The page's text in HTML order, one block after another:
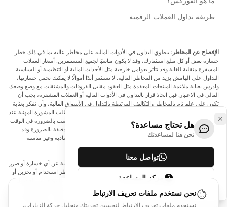
طريقة تداول العملات الرقمية
الإفصاح عن المخاطر: ينطوي التداول في الأدوات المالية على مخاطر عالية بما في ذلك خطر
خسارة بعض أو كل مبلغ استثمارك، وقد لا يكون مناسبًا لجميع المستثمرين. أسعار العملات
المشفرة متقلبة للغاية وقد تتأثر بعوامل خارجية مثل الأحداث المالية أو التنظيمية أو السياسية.
التداول على الهامش يزيد من المخاطر المالية. لا تستثمر أبدًا أموالًا لا يمكنك تحمل خسارتها،
وادرس بعناية ملاءمة المنتجات المعقدة مثل العقود مقابل الفروقات والمشتقات مع وضع وضعك
المالي في الاعتبار. قبل اتخاذ قرار بالتداول في الأدوات المالية أو العملات المشفرة، يجب أن
تكون على علم تام بالمخاطر والتكاليف المرتبطة بالتداول في الأسواق المالية، وأن تفكر بعناية
في أهدافك الاستثمارية ومستوى خبرتك ورغبتك في المخاطرة، وأن تطلب المشورة المهنية عند
الحاجة. تود Arincen أن تذكرك بأن البيانات الواردة في هذا الموقع ليست بالضرورة في الوقت
الفعلي وليست دقيقة. البيانات والأسعار الموجودة على الموقع ليست دقيقة بالضرورة وقد
تختلف عن السعر الفعلي في أي سوق معينة، مما يعني أن الأسعار إرشادية وغير مناسبة
لأغراض التداول.
لن يتحمل Arincen وأي مزود للبيانات الواردة في هذا الموقع المسؤولية عن أي خسارة أو ضرر
نتيجة لتداولك، أو اعتمادك على المعلومات الواردة في هذا الموقع. يحظر استخدام أو تخزين أو
إعادة إنتاج أو عرض أو تعديل أو نقل أو توزيع البيانات الموجودة في هذا الموقع دون الحصول
على إذن كتابي صريح مسبق من Arincen و/أو مزود البيانات. جميع حقوق الملكية الفكرية
محفوظة من قبل مقدمي الخدمة و/أو البورصة التي تقدم البيانات الواردة في هذا الموقع. قد
هل تحتاج مساعدة؟
نحن هنا لمساعدتك
تواصل معنا
مركز المساعدة
نحن نستخدم ملفات تعريف الارتباط
نستخدم ملفات تعريف الارتباط لتحسين تجربتك وتحليل حركة الزيارات.